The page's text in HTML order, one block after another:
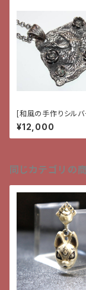
[和風の手作りシルバ
リー]ペンダント・鶴と
¥12,000
同じカテゴリの